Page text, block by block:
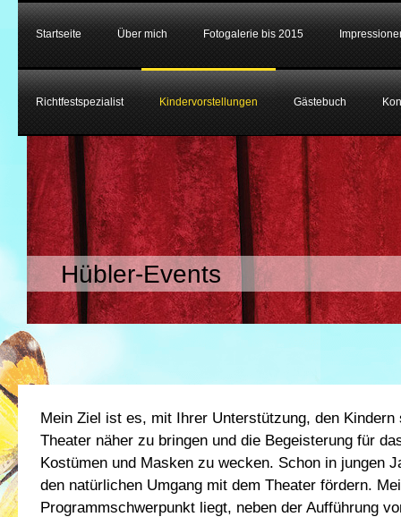
Startseite Über mich Fotogalerie bis 2015
Richtfestspezialist Kindervorstellungen Gästebuch
Hübler-Events
Mein Ziel ist es, mit Ihrer Unterstützung, den Kindern
Theater näher zu bringen und die Begeisterung für
Kostümen und Masken zu wecken. Schon in jungen
den natürlichen Umgang mit dem Theater fördern.
Programmschwerpunkt liegt, neben der Aufführung